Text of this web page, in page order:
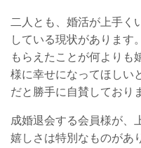
二人とも、婚活が上手く
している現状があります
もらえたことが何よりも
様に幸せになってほしい
だと勝手に自賛しており
成婚退会する会員様が、
嬉しさは特別なものがあ